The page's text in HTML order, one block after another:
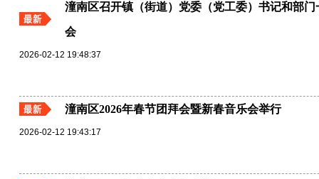
潼南区召开镇（街道）党委（党工委）书记和部门
会
2026-02-12 19:48:37
潼南区2026年春节团拜会暨新春音乐会举行
2026-02-12 19:43:17